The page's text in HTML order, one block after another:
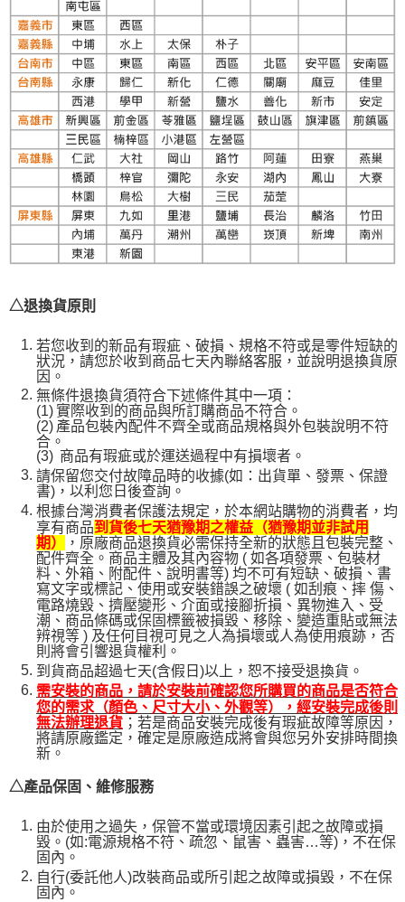
△退換貨原則
若您收到的新品有瑕疵、破損、規格不符或是零件短缺的
狀況，請您於收到商品七天內聯絡客服，並說明退換貨原
因。
無條件退換貨須符合下述條件其中一項：
(1)實際收到的商品與所訂購商品不符合。
(2) 產品包裝內配件不齊全或商品規格與外包裝說明不符
合。
(3) 商品有瑕疵或於運送過程中有損壞者。
請保留您交付故障品時的收據(如：出貨單、發票、保證
書)，以利您日後查詢。
根據台灣消費者保護法規定，於本網站購物的消費者，均
享有商品到貨後七天猶豫期之權益（猶豫期並非試用
期）
，原廠商品退換貨必需保持全新的狀態且包裝完整、
配件齊全。商品主體及其內容物 ( 如各項發票、包裝材
料、外箱、附配件、說明書等) 均不可有短缺、破損、書
寫文字或標記、使用或安裝錯誤之破壞 ( 如刮痕、摔 傷、
電路燒毀、擠壓變形、介面或接腳折損、異物進入、受
潮、商品條碼或保固標籤被損毀、移除、變造重貼或無法
辨視等 ) 及任何目視可見之人為損壞或人為使用痕跡，否
則將會引響退貨權利。
到貨商品超過七天(含假日)以上，恕不接受退換貨。
需安裝的商品，請於安裝前確認您所購買的商品是否符合
您的需求（顏色、尺寸大小、外觀等），經安裝完成後則
無法辦理退貨 ；若是商品安裝完成後有瑕疵故障等原因，
將請原廠鑑定，確定是原廠造成將會與您另外安排時間換
新。
△產品保固、維修服務
由於使用之過失，保管不當或環境因素引起之故障或損
毀。(如:電源規格不符、疏忽、鼠害、蟲害…等)，不在保
固內。
自行(委託他人)改裝商品或所引起之故障或損毀，不在保
固內。